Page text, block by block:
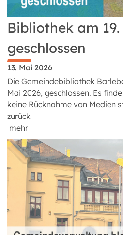
Bibliothek am 19.
geschlossen
13. Mai 2026
Die Gemeindebibliothek
Mai 2026, geschlossen. Es
keine Rücknahme von Medien
zurück
mehr